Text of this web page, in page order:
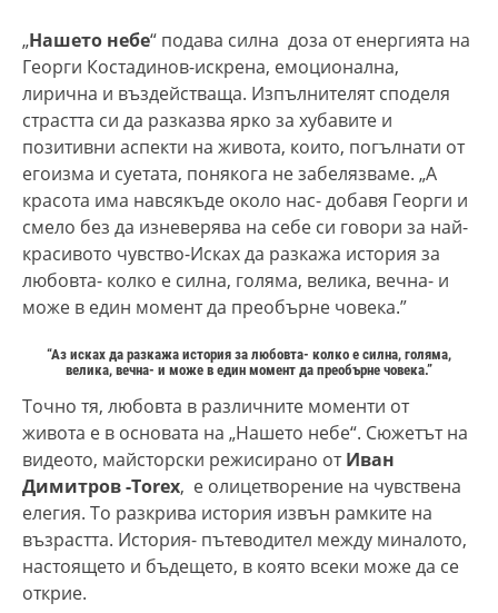
„Нашето небе“ подава силна доза от енергията на
Георги Костадинов-искрена, емоционална,
лирична и въздействаща. Изпълнителят споделя
страстта си да разказва ярко за хубавите и
позитивни аспекти на живота, които, погълнати от
егоизма и суетата, понякога не забелязваме. „А
красота има навсякъде около нас- добавя Георги и
смело без да изневерява на себе си говори за най-
красивото чувство-Исках да разкажа история за
любовта- колко е силна, голяма, велика, вечна- и
може в един момент да преобърне човека.”
“Аз исках да разкажа история за любовта- колко е силна, голяма,
велика, вечна- и може в един момент да преобърне човека.”
Точно тя, любовта в различните моменти от
живота е в основата на „Нашето небе“. Сюжетът на
видеото, майсторски режисирано отИван
Димитров -Torex, е олицетворение на чувствена
елегия. То разкрива история извън рамките на
възрастта. История- пътеводител между миналото,
настоящето и бъдещето, в която всеки може да се
открие.